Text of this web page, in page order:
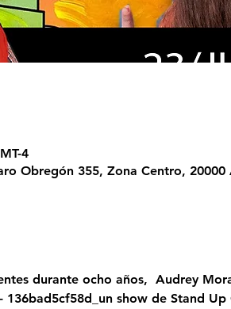
4
Obregón 355, Zona Centro,
durante ocho años, Audrey
136bad5cf58d_un show de Stand